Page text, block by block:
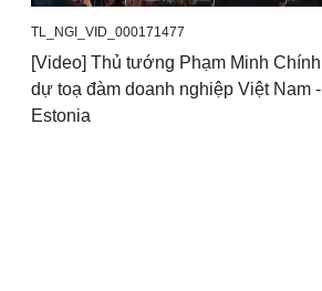
TL_NGI_VID_000171477
[Video] Thủ tướng Phạm Minh Chính
dự toạ đàm doanh nghiệp Việt Nam -
Estonia